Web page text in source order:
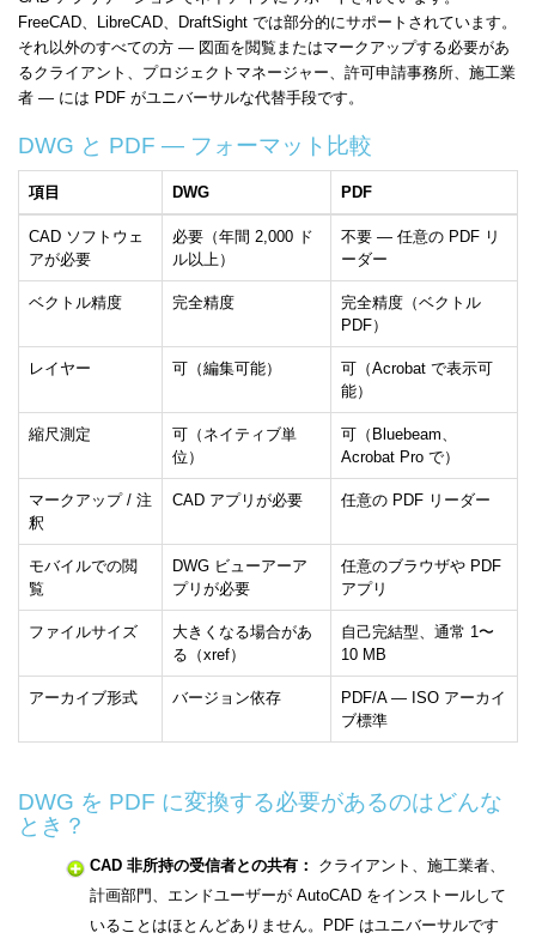
FreeCAD、LibreCAD、DraftSight では部分的にサポートされています。
それ以外のすべての方 — 図面を閲覧またはマークアップする必要があ
るクライアント、プロジェクトマネージャー、許可申請事務所、施工業
者 — には PDF がユニバーサルな代替手段です。
DWG と PDF — フォーマット比較
項目 DWG PDF
CAD ソフトウェ
アが必要
必要（年間 2,000 ド
ル以上）
不要 — 任意の PDF リ
ーダー
ベクトル精度 完全精度
完全精度（ベクトル
PDF）
レイヤー 可（編集可能）
可（Acrobat で表示可
能）
縮尺測定
可（ネイティブ単
位）
可（Bluebeam、
Acrobat Pro で）
マークアップ / 注
釈
CAD アプリが必要 任意の PDF リーダー
モバイルでの閲
覧
DWG ビューアーア
プリが必要
任意のブラウザや PDF
アプリ
ファイルサイズ
大きくなる場合があ
る（xref）
自己完結型、通常 1〜
10 MB
アーカイブ形式 バージョン依存
PDF/A — ISO アーカイ
ブ標準
DWG を PDF に変換する必要があるのはどんな
とき？
CAD 非所持の受信者との共有：
クライアント、施工業者、
計画部門、エンドユーザーが AutoCAD をインストールして
いることはほとんどありません。PDF はユニバーサルです